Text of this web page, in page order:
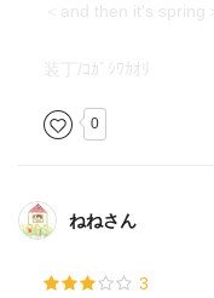
＜and then it's spring＞
装丁/ｺｶﾞｼﾜｶｵﾘ
0
ねねさん
3